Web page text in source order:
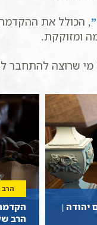
, הכולל את
ומזוקקת.
שרוצה להתחבר
יהודה |
הרב